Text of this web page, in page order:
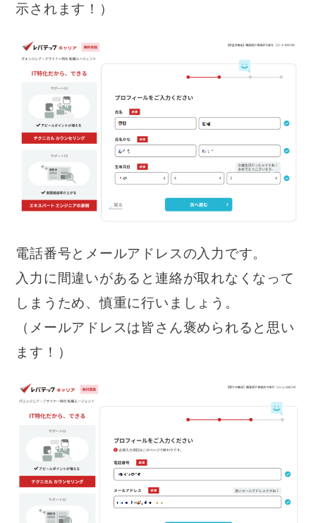
示されます！）
電話番号とメールアドレスの入力です。
入力に間違いがあると連絡が取れなくなって
しまうため、慎重に行いましょう。
（メールアドレスは皆さん褒められると思い
ます！）